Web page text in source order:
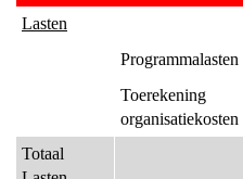
Lasten
Programmalasten
Toerekening
organisatiekosten
Totaal